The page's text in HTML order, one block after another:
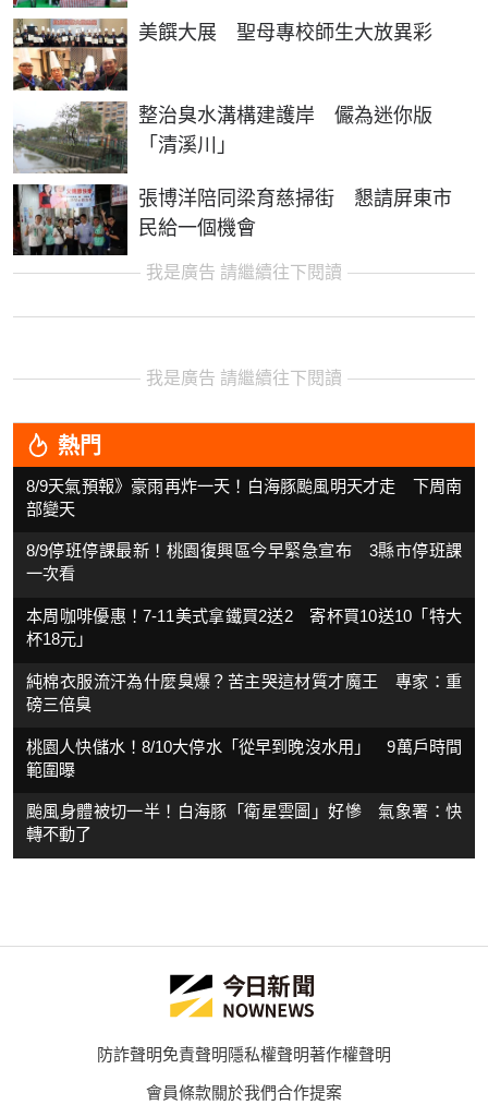
美饌大展 聖母專校師生大放異彩
整治臭水溝構建護岸 儼為迷你版
「清溪川」
張博洋陪同梁育慈掃街 懇請屏東市
民給一個機會
我是廣告 請繼續往下閱讀
我是廣告 請繼續往下閱讀
熱門
8/9天氣預報》豪雨再炸一天！白海豚颱風明天才走 下周南
部變天
8/9停班停課最新！桃園復興區今早緊急宣布 3縣市停班課
一次看
本周咖啡優惠！7-11美式拿鐵買2送2 寄杯買10送10「特大
杯18元」
純棉衣服流汗為什麼臭爆？苦主哭這材質才魔王 專家：重
磅三倍臭
桃園人快儲水！8/10大停水「從早到晚沒水用」 9萬戶時間
範圍曝
颱風身體被切一半！白海豚「衛星雲圖」好慘 氣象署：快
轉不動了
防詐聲明免責聲明隱私權聲明著作權聲明
會員條款關於我們合作提案